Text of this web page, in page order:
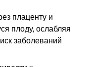
плаценту и
плоду, ослабляя
заболеваний